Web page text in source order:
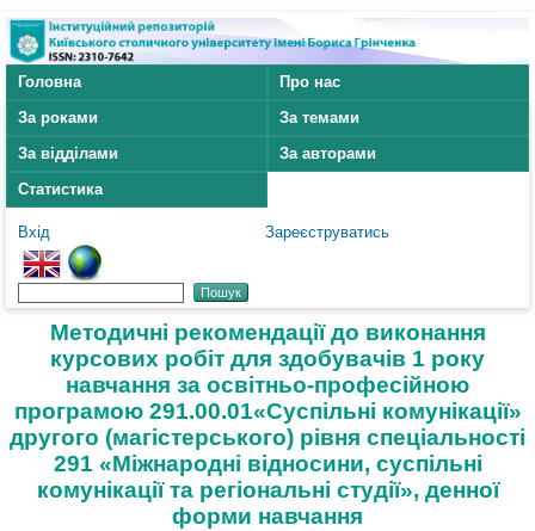
Головна
Про нас
За роками
За темами
За відділами
За авторами
Статистика
Вхід Зареєструватись
Методичні рекомендації до виконання
курсових робіт для здобувачів 1 року
навчання за освітньо-професійною
програмою 291.00.01«Суспільні комунікації»
другого (магістерського) рівня спеціальності
291 «Міжнародні відносини, суспільні
комунікації та регіональні студії», денної
форми навчання